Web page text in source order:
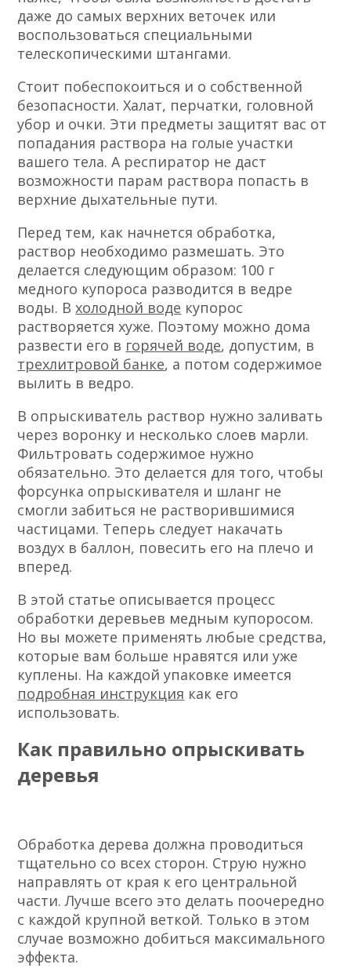
даже до самых верхних веточек или
воспользоваться специальными
телескопическими штангами.
Стоит побеспокоиться и о собственной
безопасности. Халат, перчатки, головной
убор и очки. Эти предметы защитят вас от
попадания раствора на голые участки
вашего тела. А респиратор не даст
возможности парам раствора попасть в
верхние дыхательные пути.
Перед тем, как начнется обработка,
раствор необходимо размешать. Это
делается следующим образом: 100 г
медного купороса разводится в ведре
воды. Вхолодной воде купорос
растворяется хуже. Поэтому можно дома
развести его в горячей воде, допустим, в
трехлитровой банке, а потом содержимое
вылить в ведро.
В опрыскиватель раствор нужно заливать
через воронку и несколько слоев марли.
Фильтровать содержимое нужно
обязательно. Это делается для того, чтобы
форсунка опрыскивателя и шланг не
смогли забиться не растворившимися
частицами. Теперь следует накачать
воздух в баллон, повесить его на плечо и
вперед.
В этой статье описывается процесс
обработки деревьев медным купоросом.
Но вы можете применять любые средства,
которые вам больше нравятся или уже
куплены. На каждой упаковке имеется
подробная инструкция как его
использовать.
Как правильно опрыскивать
деревья
Обработка дерева должна проводиться
тщательно со всех сторон. Струю нужно
направлять от края к его центральной
части. Лучше всего это делать поочередно
с каждой крупной веткой. Только в этом
случае возможно добиться максимального
эффекта.